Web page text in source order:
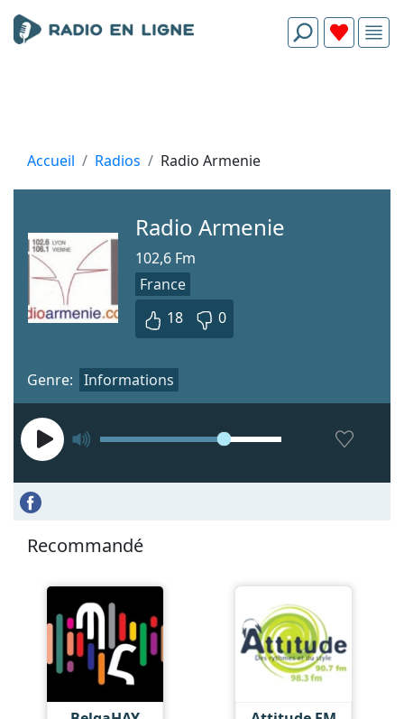
Accueil Radios Radio Armenie
Radio Armenie
102,6 Fm
France
18
0
Genre: Informations
Recommandé